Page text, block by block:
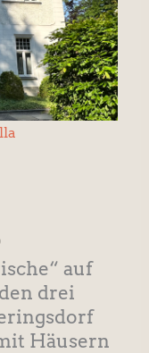
auf
drei
Häusern